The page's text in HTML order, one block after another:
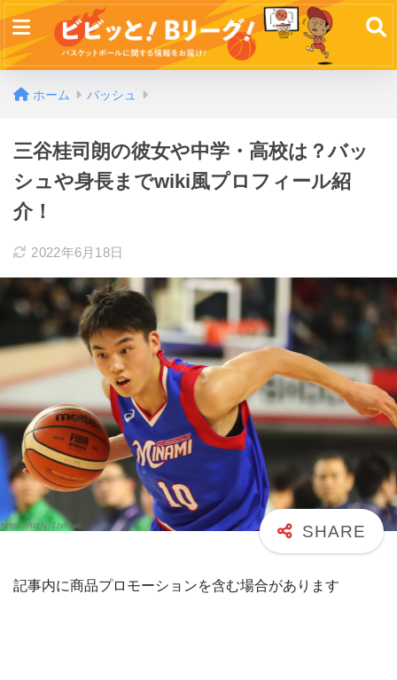
ホーム バッシュ
三谷桂司朗の彼女や中学・高校は？バッ
シュや身長までwiki風プロフィール紹
介！
2022年6月18日
記事内に商品プロモーションを含む場合があります